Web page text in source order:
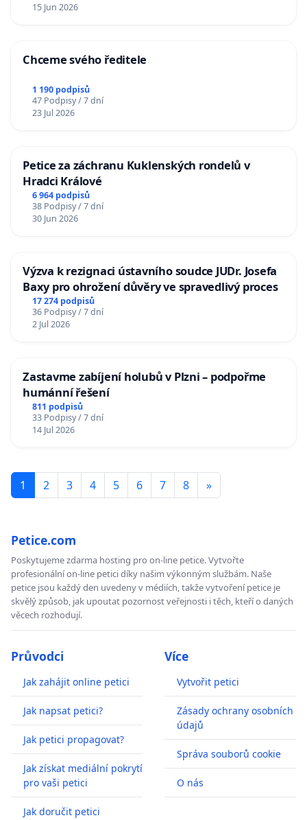
15 Jun 2026
Chceme svého ředitele
1 190 podpisů
47 Podpisy / 7 dní
23 Jul 2026
Petice za záchranu Kuklenských rondelů v
Hradci Králové
6 964 podpisů
38 Podpisy / 7 dní
30 Jun 2026
Výzva k rezignaci ústavního soudce JUDr. Josefa
Baxy pro ohrožení důvěry ve spravedlivý proces
17 274 podpisů
36 Podpisy / 7 dní
2 Jul 2026
Zastavme zabíjení holubů v Plzni – podpořme
humánní řešení
811 podpisů
33 Podpisy / 7 dní
14 Jul 2026
1 2 3 4 5 6 7 8 »
Petice.com
Poskytujeme zdarma hosting pro on-line petice. Vytvořte
profesionální on-line petici díky našim výkonným službám. Naše
petice jsou každý den uvedeny v médiích, takže vytvoření petice je
skvělý způsob, jak upoutat pozornost veřejnosti i těch, kteří o daných
věcech rozhodují.
Průvodci
Jak zahájit online petici
Jak napsat petici?
Jak petici propagovat?
Jak získat mediální pokrytí
pro vaši petici
Jak doručit petici
Více
Vytvořit petici
Zásady ochrany osobních
údajů
Správa souborů cookie
O nás